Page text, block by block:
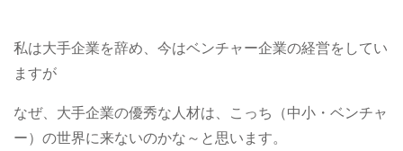
私は大手企業を辞め、今はベンチャー企業の経営をしてい
ますが
なぜ、大手企業の優秀な人材は、こっち（中小・ベンチャ
ー）の世界に来ないのかな～と思います。